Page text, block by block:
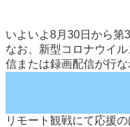
いよいよ8月30日から第
なお、新型コロナウイ
信または録画配信が行な
リモート観戦にて応援